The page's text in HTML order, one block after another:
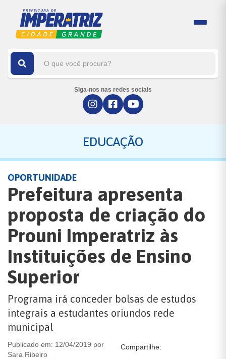
Siga-nos nas redes sociais
EDUCAÇÃO
OPORTUNIDADE
Prefeitura apresenta
proposta de criação do
Prouni Imperatriz às
Instituições de Ensino
Superior
Programa irá conceder bolsas de estudos
integrais a estudantes oriundos rede
municipal
Publicado em: 12/04/2019 por
Sara Ribeiro
Compartilhe: